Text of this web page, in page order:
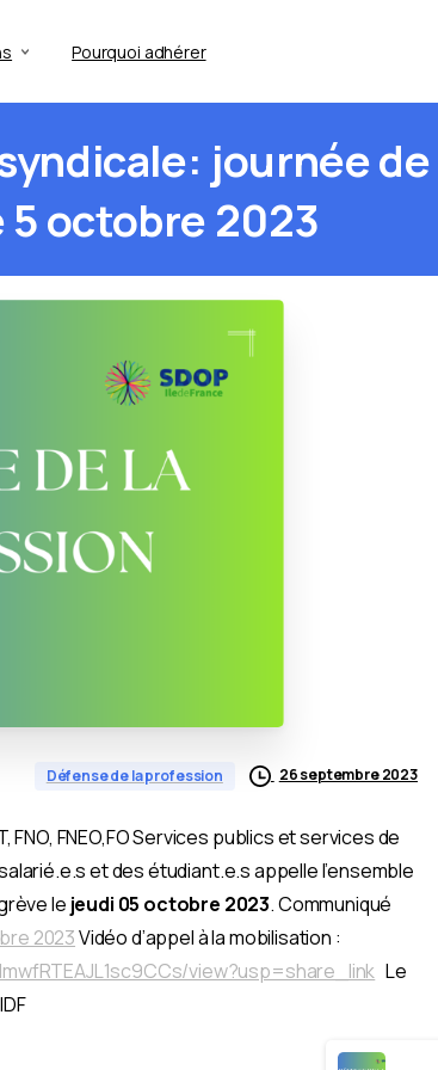
Pourquoi adhérer
journéede
5octobre 2023
Défense de la profession 26 septembre 2023
FNO, FNEO,FO Services publics et services de
et des étudiant.e.s appelle l’ensemble
le jeudi 05 octobre 2023.Communiqué
2023Vidéo d’appel à la mobilisation :
view?usp=share_link Le